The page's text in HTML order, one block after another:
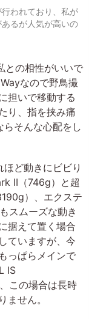
われており、私が
るが人気が高いの
との相性がいいで
なので野鳥撮
担いで移動する
り、指を挟み痛
そんな心配をし
ど動きにビビり
II（746g）と超
）、エクステ
スムーズな動き
据えて置く場合
ていますが、今
っぱらメインで
IS
この場合は長時
ません。